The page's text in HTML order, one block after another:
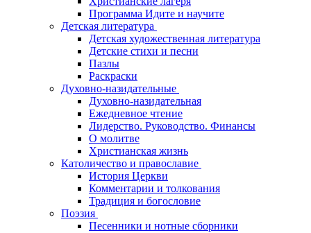
Программа Идите и научите
Детская литература
Детская художественная литература
Детские стихи и песни
Пазлы
Раскраски
Духовно-назидательные
Духовно-назидательная
Ежедневное чтение
Лидерство. Руководство. Финансы
О молитве
Христианская жизнь
Католичество и православие
История Церкви
Комментарии и толкования
Традиция и богословие
Поэзия
Песенники и нотные сборники